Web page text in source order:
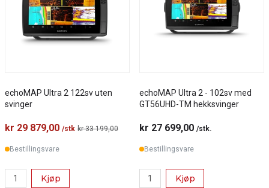
echoMAP Ultra 2 122sv uten
svinger
kr 29 879,00 /stk kr 33 199,00
Bestillingsvare
Kjøp
echoMAP Ultra 2 - 102sv med
GT56UHD-TM hekksvinger
kr 27 699,00 /stk.
Bestillingsvare
Kjøp